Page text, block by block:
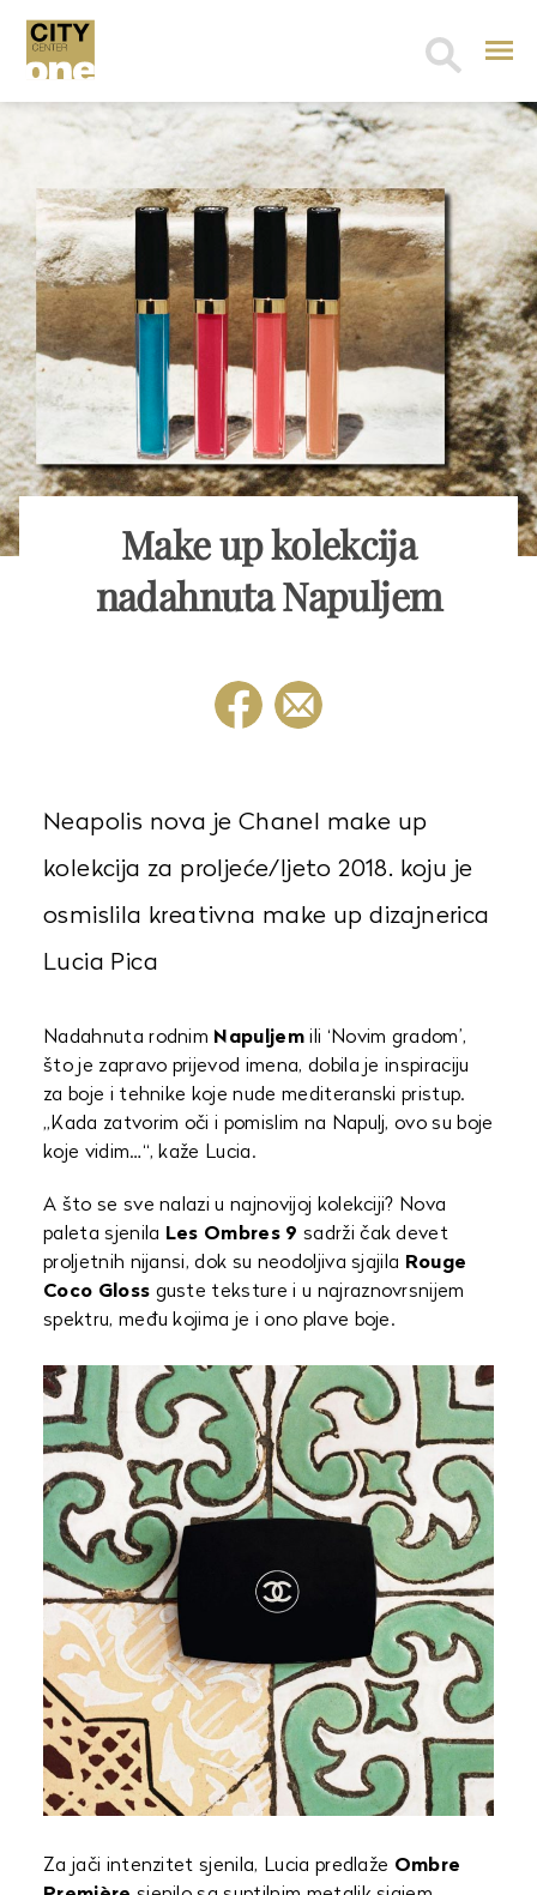
Search
Make up kolekcija
nadahnuta Napuljem
Neapolis nova je Chanel make up
kolekcija za proljeće/ljeto 2018. koju je
osmislila kreativna make up dizajnerica
Lucia Pica
Nadahnuta rodnim Napuljem ili ‘Novim gradom’,
što je zapravo prijevod imena, dobila je inspiraciju
za boje i tehnike koje nude mediteranski pristup.
„Kada zatvorim oči i pomislim na Napulj, ovo su boje
koje vidim…“, kaže Lucia.
A što se sve nalazi u najnovijoj kolekciji? Nova
paleta sjenila Les Ombres 9 sadrži čak devet
proljetnih nijansi, dok su neodoljiva sjajila Rouge
Coco Gloss guste teksture i u najraznovrsnijem
spektru, među kojima je i ono plave boje.
Za jači intenzitet sjenila, Lucia predlaže Ombre